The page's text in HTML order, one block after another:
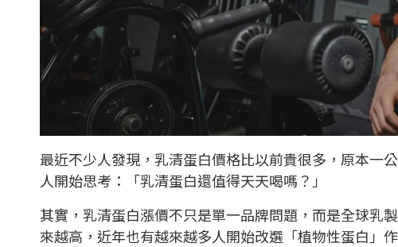
最近不少人發現，乳清蛋白價格比以前貴很多，原本一
人開始思考：「乳清蛋白還值得天天喝嗎？」
其實，乳清蛋白漲價不只是單一品牌問題，而是全球乳
來越高，近年也有越來越多人開始改選「植物性蛋白」